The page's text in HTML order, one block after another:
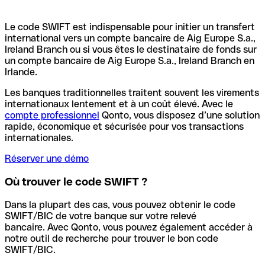
Le code SWIFT est indispensable pour initier un transfert
international vers un compte bancaire de Aig Europe S.a.,
Ireland Branch ou si vous êtes le destinataire de fonds sur
un compte bancaire de Aig Europe S.a., Ireland Branch en
Irlande.
Les banques traditionnelles traitent souvent les virements
internationaux lentement et à un coût élevé. Avec le
compte professionnel Qonto, vous disposez d’une solution
rapide, économique et sécurisée pour vos transactions
internationales.
Réserver une démo
Où trouver le code SWIFT ?
Dans la plupart des cas, vous pouvez obtenir le code
SWIFT/BIC de votre banque sur votre relevé
bancaire. Avec Qonto, vous pouvez également accéder à
notre outil de recherche pour trouver le bon code
SWIFT/BIC.